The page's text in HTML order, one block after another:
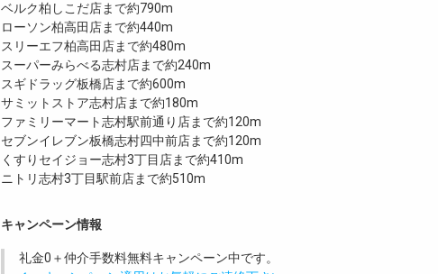
ベルク柏しこだ店まで約790m
ローソン柏高田店まで約440m
スリーエフ柏高田店まで約480m
スーパーみらべる志村店まで約240m
スギドラッグ板橋店まで約600m
サミットストア志村店まで約180m
ファミリーマート志村駅前通り店まで約120m
セブンイレブン板橋志村四中前店まで約120m
くすりセイジョー志村3丁目店まで約410m
ニトリ志村3丁目駅前店まで約510m
キャンペーン情報
礼金0 ＋仲介手数料無料キャンペーン中です。